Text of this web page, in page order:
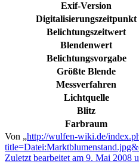
Exif-Version
Digitalisierungszeitpunkt
Belichtungszeitwert
Blendenwert
Belichtungsvorgabe
Größte Blende
Messverfahren
Lichtquelle
Blitz
Farbraum
Von „http://wulfen-wiki.de/
Zuletzt bearbeitet am 9. Mai 2008